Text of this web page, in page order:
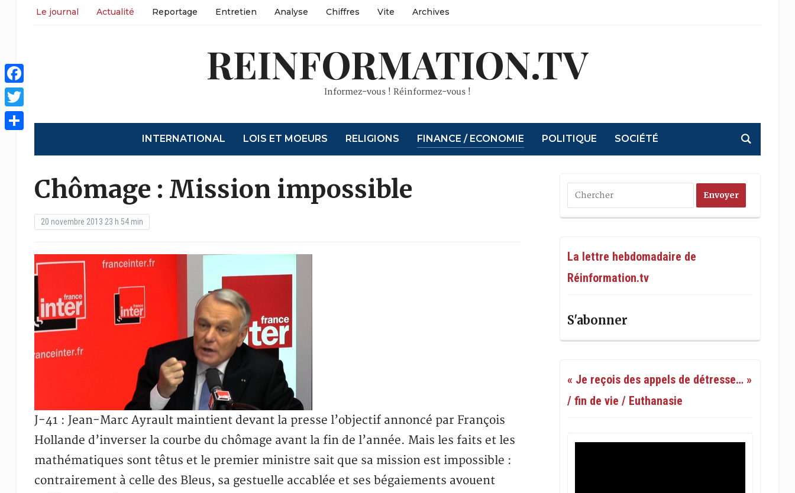
Le journal Actualité Reportage Entretien Analyse Chiffres Vite Archives
REINFORMATION.TV
Informez-vous ! Réinformez-vous !
INTERNATIONAL LOIS ET MOEURS RELIGIONS FINANCE / ECONOMIE POLITIQUE SOCIÉTÉ
Chômage : Mission impossible
20 novembre 2013 23 h 54 min
J-41 : Jean-Marc Ayrault maintient devant la presse l’objectif annoncé par François
Hollande d’inverser la courbe du chômage avant la fin de l’année. Mais les faits et les
mathématiques sont têtus et le premier ministre sait que sa mission est impossible :
contrairement à celle des Bleus, sa gestuelle accablée et ses bégaiements avouent
La lettre hebdomadaire de
Réinformation.tv
S'abonner
« Je reçois des appels de détresse… »
/ fin de vie / Euthanasie
Facebook
Twitter